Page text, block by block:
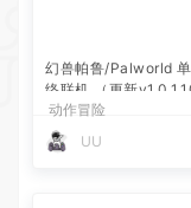
幻兽帕鲁/Palworld
络联机 （更新
动作冒险
UU